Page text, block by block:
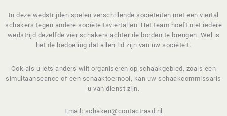
In deze wedstrijden spelen verschillende sociëteiten met een viertal
schakers tegen andere sociëteitsviertallen. Het team hoeft niet iedere
wedstrijd dezelfde vier schakers achter de borden te brengen. Wel is
het de bedoeling dat allen lid zijn van uw sociëteit.
Ook als u iets anders wilt organiseren op schaakgebied, zoals een
simultaanseance of een schaaktoernooi, kan uw schaakcommissaris
u van dienst zijn.
Email: schaken@contactraad.nl